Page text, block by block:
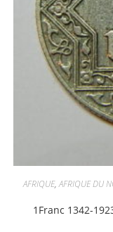
AFRIQUE,AFRIQUE DU
1Franc 1342-